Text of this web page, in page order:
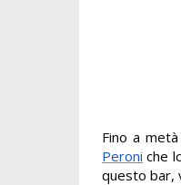
Fino a
Peroni che
questo bar,